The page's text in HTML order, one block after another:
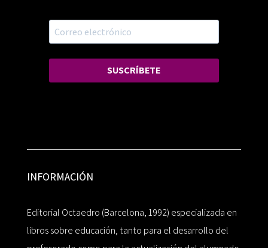
SUSCRÍBETE
INFORMACIÓN
Editorial Octaedro (Barcelona, 1992) especializada en
libros sobre educación, tanto para el desarrollo del